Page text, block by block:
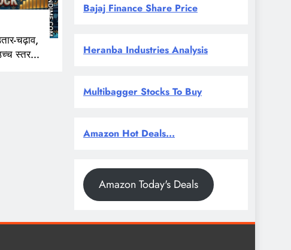
चढ़ाव,
स्तर
Bajaj Finance Share Price
Heranba Industries Analysis
Multibagger Stocks To Buy
Amazon Hot Deals...
Amazon Today's Deals